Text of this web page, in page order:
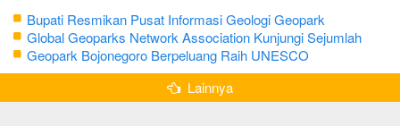
Bupati Resmikan Pusat Informasi Geologi Geopark
Bojonegoro
Global Geoparks Network Association Kunjungi Sejumlah
Geosite di Bojonegoro
Geopark Bojonegoro Berpeluang Raih UNESCO
Global Geopark
Lainnya